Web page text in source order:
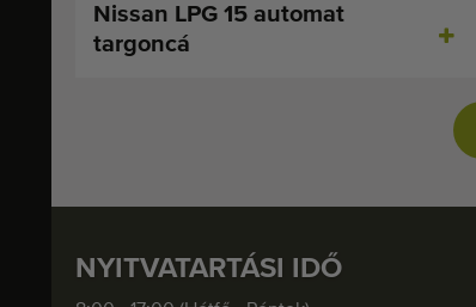
Nissan LPG 15 automat
targoncá
NYITVATARTÁSI IDŐ